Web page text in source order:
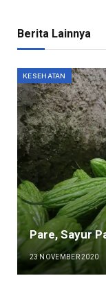
Berita Lainnya
KESEHATAN
Pare, Sayur
23 NOVEMBER 2020